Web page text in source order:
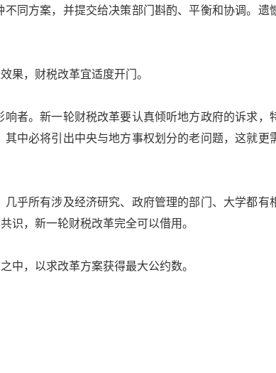
方案，并提交给决策部门斟酌、平衡和协调。遗
，财税改革宜适度开门。
。新一轮财税改革要认真倾听地方政府的诉求，
中必将引出中央与地方事权划分的老问题，这就更
所有涉及经济研究、政府管理的部门、大学都有
识，新一轮财税改革完全可以借用。
，以求改革方案获得最大公约数。